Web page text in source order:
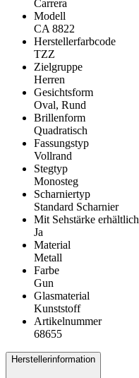
Carrera
Modell
CA 8822
Herstellerfarbcode
TZZ
Zielgruppe
Herren
Gesichtsform
Oval, Rund
Brillenform
Quadratisch
Fassungstyp
Vollrand
Stegtyp
Monosteg
Scharniertyp
Standard Scharnier
Mit Sehstärke erhältlich
Ja
Material
Metall
Farbe
Gun
Glasmaterial
Kunststoff
Artikelnummer
68655
Herstellerinformation